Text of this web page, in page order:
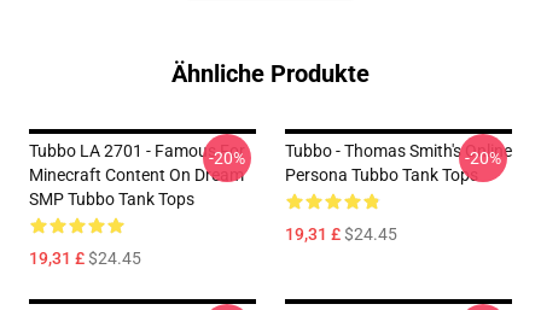
Ähnliche Produkte
Tubbo LA 2701 - Famous For
Minecraft Content On Dream
SMP Tubbo Tank Tops
19,31 £$24.45
-20%
Tubbo - Thomas Smith's Online
Persona Tubbo Tank Tops
19,31 £$24.45
-20%